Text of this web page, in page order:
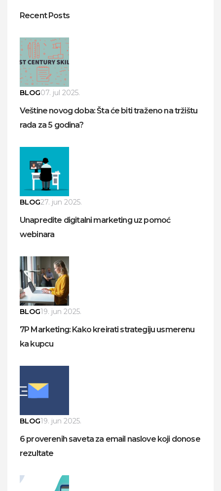
Recent Posts
BLOG07. jul 2025.
Veštine novog doba: Šta će biti traženo na tržištu
rada za 5 godina?
BLOG27. jun 2025.
Unapredite digitalni marketing uz pomoć
webinara
BLOG19. jun 2025.
7P Marketing: Kako kreirati strategiju usmerenu
ka kupcu
BLOG19. jun 2025.
6 proverenih saveta za email naslove koji donose
rezultate